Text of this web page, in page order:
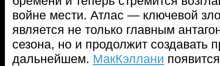
войне мести. Атлас — ключевой
является не только главным
сезона, но и продолжит создавать
дальнейшем. МакКэллани